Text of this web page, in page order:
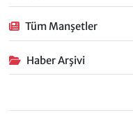
Tüm Manşetler
Haber Arşivi